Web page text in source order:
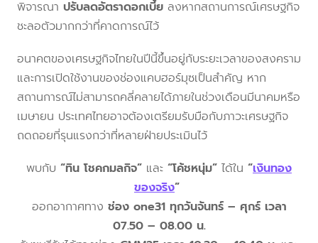
พิจารณา ปรับลดอัตราดอกเบี้ย ลงหากสถานการณ์เศรษฐกิจ
ชะลอตัวมากกว่าที่คาดการณ์ไว้
อนาคตของเศรษฐกิจไทยในปีนี้ขึ้นอยู่กับระยะเวลาของสงคราม
และการเปิดใช้งานของช่องแคบฮอร์มุซเป็นสำคัญ หาก
สถานการณ์ไม่สามารถคลี่คลายได้ภายในช่วงเดือนมีนาคมหรือ
เมษายน ประเทศไทยอาจต้องเตรียมรับมือกับภาวะเศรษฐกิจ
ถดถอยที่รุนแรงกว่าที่หลายฝ่ายประเมินไว้
พบกับ “ทิน โชคกมลกิจ” และ “โค้ชหนุ่ม” ได้ใน “เงินทอง
ของจริง”
ออกอากาศทาง ช่อง one31 ทุกวันจันทร์ – ศุกร์ เวลา
07.50 – 08.00 น.